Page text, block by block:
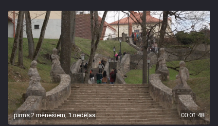
pirms 2 mēnešiem, 1 nedēļas 00:01:48